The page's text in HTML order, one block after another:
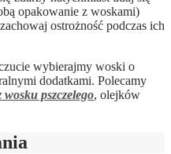
opakowanie z woskami)
ostrożność podczas ich
wybierajmy woski o
dodatkami. Polecamy
pszczelego, olejków